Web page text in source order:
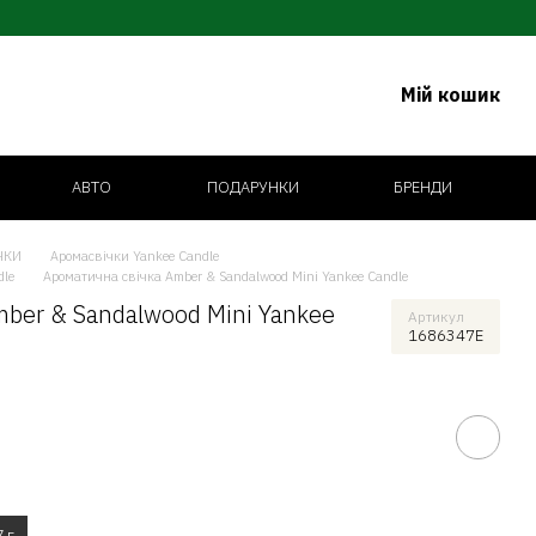
Мій кошик
АВТО ПОДАРУНКИ БРЕНДИ
Аромасвічки Yankee Candle
Ароматична свічка Amber & Sandalwood Mini Yankee Candle
& Sandalwood Mini Yankee Артикул
1686347E